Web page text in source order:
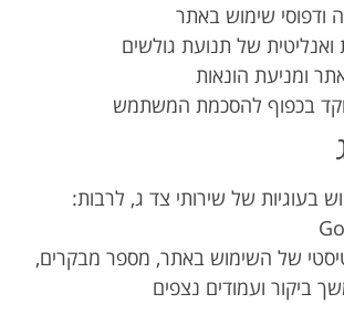
ודפוסי שימוש באתר
של תנועת גולשים
ומניעת הונאות
בכפוף להסכמת המשתמש
בעוגיות של שירותי צד ג, לרבות:
של השימוש באתר, מספר מבקרים,
ביקור ועמודים נצפים